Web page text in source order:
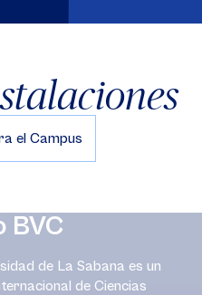
el Campus
BVC
de La Sabana es un
de Ciencias